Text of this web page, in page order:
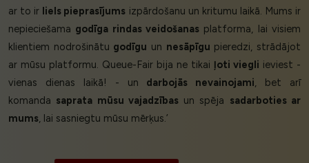
ar to ir liels pieprasījums izpārdošanu un kritumu laikā. Mums ir
nepieciešama godīga rindas veidošanas platforma, lai visiem
klientiem nodrošinātu godīgu un nesāpīgu pieredzi, strādājot
ar mūsu platformu. Queue-Fair bija ne tikai ļoti viegli ieviest -
vienas dienas laikā! - un darbojās nevainojami, bet arī
komanda saprata mūsu vajadzībasun spēja sadarboties ar
mums, lai sasniegtu mūsu mērķus.’